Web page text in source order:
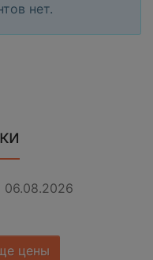
нет.
06.08.2026
цены